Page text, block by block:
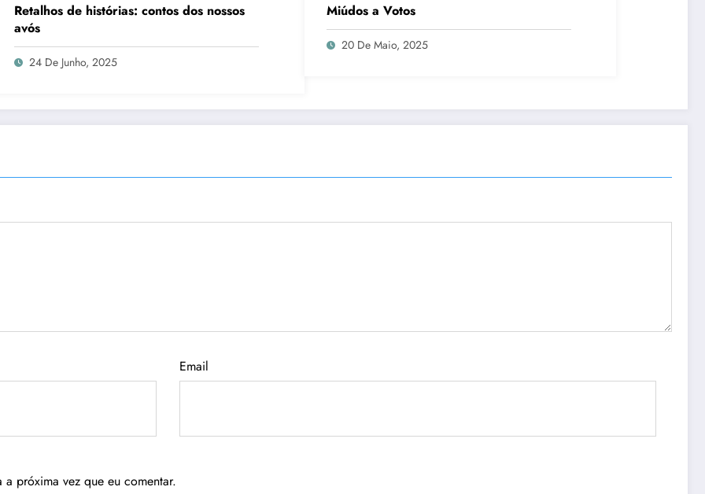
Retalhos de histórias: contos dos nossos
avós
24 De Junho, 2025
Miúdos a Votos
20 De Maio, 2025
Email
próxima vez que eu comentar.